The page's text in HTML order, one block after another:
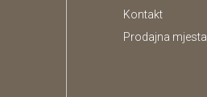
Kontakt
Prodajna mjesta